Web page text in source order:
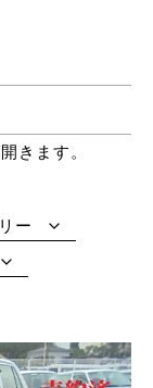
きます。
ー